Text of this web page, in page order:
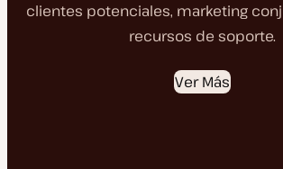
clientes potenciales, marketing
recursos de soporte.
Ver Más